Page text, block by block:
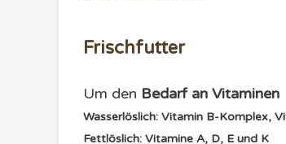
Frischfutter
Um den Bedarf an Vitaminen
Wasserlöslich: Vitamin B-Komplex,
Fettlöslich: Vitamine A, D, E und K